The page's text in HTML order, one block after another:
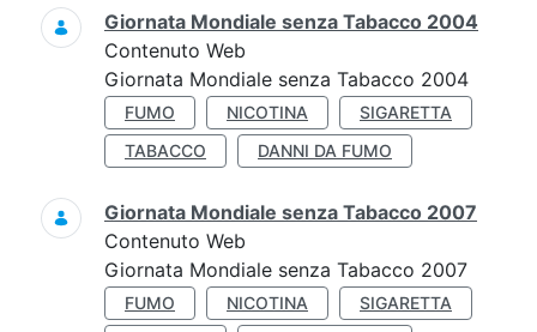
Giornata Mondiale senza Tabacco 2004
Contenuto Web
Giornata Mondiale senza Tabacco 2004
FUMO NICOTINA
SIGARETTA
TABACCO
DANNI DA FUMO
Giornata Mondiale senza Tabacco 2007
Contenuto Web
Giornata Mondiale senza Tabacco 2007
FUMO NICOTINA
SIGARETTA